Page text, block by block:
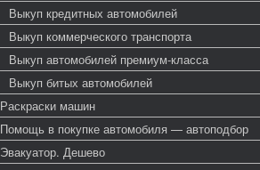
Выкуп кредитных автомобилей
Выкуп коммерческого транспорта
Выкуп автомобилей премиум-класса
Выкуп битых автомобилей
Раскраски машин
Помощь в покупке автомобиля — автоподбор
Эвакуатор. Дешево